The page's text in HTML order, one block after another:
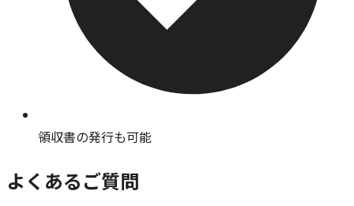
領収書の発行も可能
よくあるご質問